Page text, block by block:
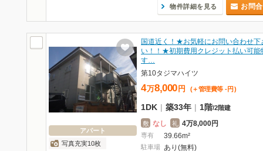
物件詳細を見る お問
アパート
写真充実10枚
国道近く！★お気軽にお問い合わせ下
い！！★初期費用クレジット払い可能
す…
第10タジマハイツ
4万8,000 円 (＋管理費等 - 円 )
1DK | 築33年 | 1階/2階建
敷 なし 礼 4万8,000円
専有 39.66m²
駐車場 あり(無料)